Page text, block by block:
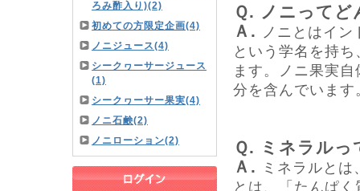
Ｑ. ノニってど
Ａ. ノニとはイ
という学名を持
ます。ノニ果実
分を含んでいます
Ｑ. ミネラルっ
Ａ.
ミネラルと
とは、「たんぱ
ろみ酢入り)(2)
初めての方限定企画(4)
ノニジュース(4)
シークヮーサージュース
(1)
シークヮーサー果実(4)
ノニ石鹸(2)
ノニローション(2)